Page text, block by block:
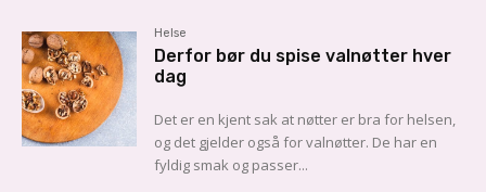
Helse
Derfor bør du spise valnøtter hver
dag
Det er en kjent sak at nøtter er bra for helsen,
og det gjelder også for valnøtter. De har en
fyldig smak og passer...